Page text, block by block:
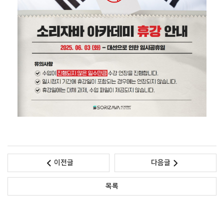
이전글 다음글
목록